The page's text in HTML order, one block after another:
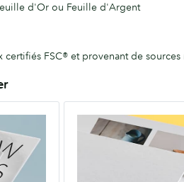
d'Or ou Feuille d'Argent
certifiés FSC® et provenant de sources